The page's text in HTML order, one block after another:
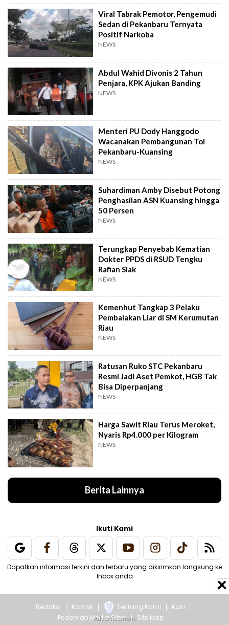
Viral Tabrak Pemotor, Pengemudi
Sedan di Pekanbaru Ternyata
Positif Narkoba
NEWS
Abdul Wahid Divonis 2 Tahun
Penjara, KPK Ajukan Banding
NEWS
Menteri PU Dody Hanggodo
Wacanakan Pembangunan Tol
Pekanbaru-Kuansing
NEWS
Suhardiman Amby Disebut Potong
Penghasilan ASN Kuansing hingga
50 Persen
NEWS
Terungkap Penyebab Kematian
Dokter PPDS di RSUD Tengku
Rafian Siak
NEWS
Kemenhut Tangkap 3 Pelaku
Pembalakan Liar di SM Kerumutan
Riau
NEWS
Ratusan Ruko STC Pekanbaru
Resmi Jadi Aset Pemkot, HGB Tak
Bisa Diperpanjang
NEWS
Harga Sawit Riau Terus Meroket,
Nyaris Rp4.000 per Kilogram
NEWS
Berita Lainnya
Ikuti Kami
Dapatkan informasi terkini dan terbaru yang dikirimkan langsung ke
Inbox anda
Redaksi Kontak Tentang Kami
Karir
Pedoman Media Siber
Site Map